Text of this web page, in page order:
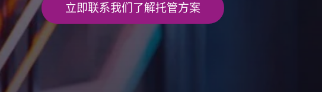
立即联系我们了解托管方案